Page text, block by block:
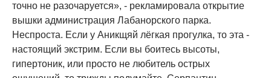
точно не разочаруется», - рекламировала открытие
вышки администрация Лабанорского парка.
Неспроста. Если у Аникщяй лёгкая прогулка, то эта -
настоящий экстрим. Если вы боитесь высоты,
гипертоник, или просто не любитель острых